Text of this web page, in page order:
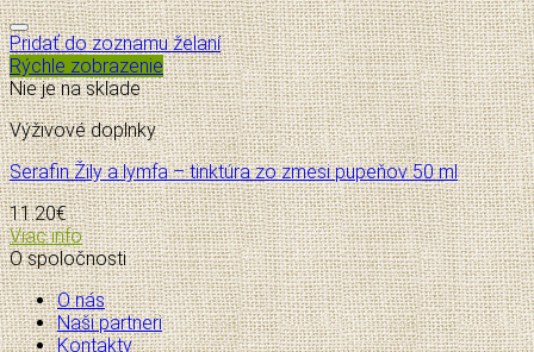
Pridať do zoznamu želaní
Rýchle zobrazenie
Nie je na sklade
Výživové doplnky
Serafin Žily a lymfa – tinktúra zo zmesi pupeňov 50 ml
11.20€
Viac info
O spoločnosti
O nás
Naši partneri
Kontakty